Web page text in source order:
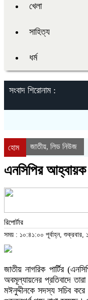
খেলা
সাহিত্য
ধর্ম
সংবাদ শিরোনাম :
হোম জাতীয়, লিড নিউজ
এনসিপির
রিপোর্টার
সময় : ১০:৪১:০০ পূর্বাহ্ন, শুক্রবার,
জাতীয় নাগরিক পার্টির
অবমূল্যায়নের প্রতিবাদে
মঈনুদ্দীনকে সদস্য সচিব